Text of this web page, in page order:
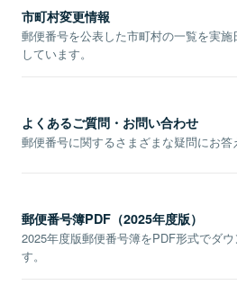
市町村変更情報
郵便番号を公表した市町村の一覧を実
しています。
よくあるご質問・お問い合わせ
郵便番号に関するさまざまな疑問にお答
郵便番号簿PDF（2025年度版）
2025年度版郵便番号簿をPDF形式でダ
す。